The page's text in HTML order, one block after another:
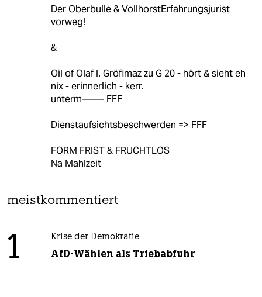
Der Oberbulle & VollhorstErfahrungsjurist
vorweg!
&
Oil of Olaf I. Gröfimaz zu G 20 - hört & sieht eh
nix - erinnerlich - kerr.
unterm——- FFF
Dienstaufsichtsbeschwerden => FFF
FORM FRIST & FRUCHTLOS
Na Mahlzeit
meistkommentiert
1 Krise der Demokratie
AfD-Wählen als Triebabfuhr